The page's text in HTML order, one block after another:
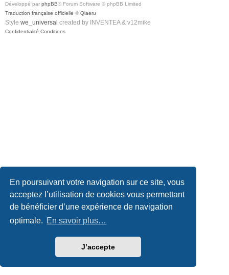
En poursuivant votre navigation sur ce site, vous
acceptez l’utilisation de cookies vous permettant
de bénéficier d’une expérience de navigation
optimale. En savoir plus…
J’accepte
Développé par phpBB® Forum Software © phpBB Limited
Traduction française officielle © Qiaeru
Style we_universal created by INVENTEA & v12mike
Confidentialité Conditions